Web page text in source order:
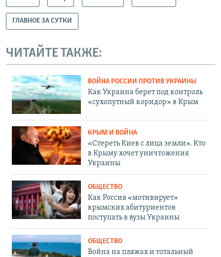
ГЛАВНОЕ ЗА СУТКИ
ЧИТАЙТЕ ТАКЖЕ:
ВОЙНА РОССИИ ПРОТИВ УКРАИНЫ
Как Украина берет под контроль
«сухопутный коридор» в Крым
КРЫМ И ВОЙНА
«Стереть Киев с лица земли». Кто
в Крыму хочет уничтожения
Украины
ОБЩЕСТВО
Как Россия «мотивирует»
крымских абитуриентов
поступать в вузы Украины
ОБЩЕСТВО
Война на пляжах и тотальный